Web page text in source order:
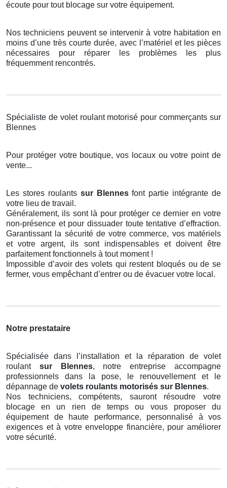
écoute pour tout blocage sur votre équipement.
Nos techniciens peuvent se intervenir à votre habitation en
moins d’une très courte durée, avec l’matériel et les pièces
nécessaires pour réparer les problèmes les plus
fréquemment rencontrés.
Spécialiste de volet roulant motorisé pour commerçants sur
Blennes
Pour protéger votre boutique, vos locaux ou votre point de
vente...
Les stores roulants sur Blennesfont partie intégrante de
votre lieu de travail.
Généralement, ils sont là pour protéger ce dernier en votre
non-présence et pour dissuader toute tentative d’effraction.
Garantissant la sécurité de votre commerce, vos matériels
et votre argent, ils sont indispensables et doivent être
parfaitement fonctionnels à tout moment !
Impossible d’avoir des volets qui restent bloqués ou de se
fermer, vous empêchant d’entrer ou de évacuer votre local.
Notre prestataire
Spécialisée dans l’installation et la réparation de volet
roulant sur Blennes, notre entreprise accompagne
professionnels dans la pose, le renouvellement et le
dépannage de volets roulants motorisés sur Blennes.
Nos techniciens, compétents, sauront résoudre votre
blocage en un rien de temps ou vous proposer du
équipement de haute performance, personnalisé à vos
exigences et à votre enveloppe financière, pour améliorer
votre sécurité.